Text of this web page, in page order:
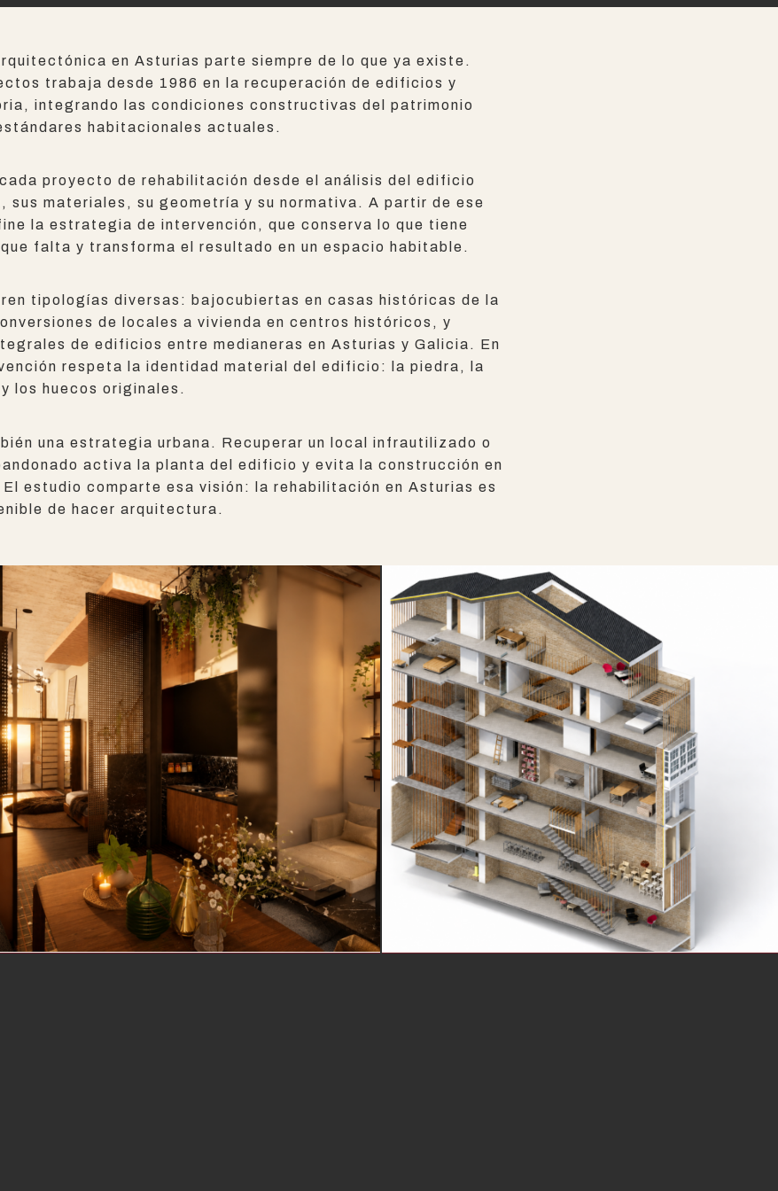
en Asturias parte siempre de lo que ya existe.
trabaja desde 1986 en la recuperación de edificios y
integrando las condiciones constructivas del patrimonio
habitacionales actuales.
proyecto de rehabilitación desde el análisis del edificio
sus materiales, su geometría y su normativa. A partir de ese
la estrategia de intervención, que conserva lo que tiene
falta y transforma el resultado en un espacio habitable.
tipologías diversas: bajocubiertas en casas históricas de la
de locales a vivienda en centros históricos, y
de edificios entre medianeras en Asturias y Galicia. En
respeta la identidad material del edificio: la piedra, la
los huecos originales.
una estrategia urbana. Recuperar un local infrautilizado o
activa la planta del edificio y evita la construcción en
estudio comparte esa visión: la rehabilitación en Asturias es
de hacer arquitectura.